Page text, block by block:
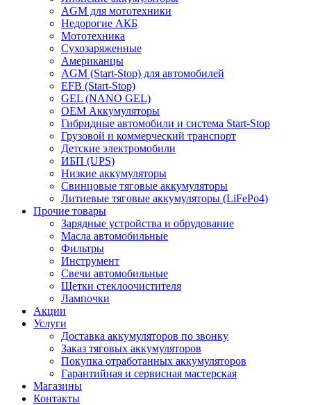
AGM для мототехники
Недорогие АКБ
Мототехника
Сухозаряженные
Американцы
AGM (Start-Stop) для автомобилей
EFB (Start-Stop)
GEL (NANO GEL)
OEM Аккумуляторы
Гибридные автомобили и система Start-Stop
Грузовой и коммерческий транспорт
Детские электромобили
ИБП (UPS)
Низкие аккумуляторы
Свинцовые тяговые аккумуляторы
Литиевые тяговые аккумуляторы (LiFePo4)
Прочие товары
Зарядные устройства и обрудование
Масла автомобильные
Фильтры
Инструмент
Свечи автомобильные
Щетки стеклоочистителя
Лампочки
Акции
Услуги
Доставка аккумуляторов по звонку
Заказ тяговых аккумуляторов
Покупка отработанных аккумуляторов
Гарантийная и сервисная мастерская
Магазины
Контакты